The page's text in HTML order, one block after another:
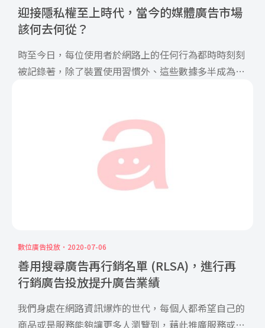
迎接隱私權至上時代，當今的媒體廣告市場
該何去何從？
時至今日，每位使用者於網路上的任何行為都時時刻刻
被記錄著，除了裝置使用習慣外、這些數據多半成為了
數位廣告投放 2020-07-06
善用搜尋廣告再行銷名單 (RLSA)，進行再
行銷廣告投放提升廣告業績
我們身處在網路資訊爆炸的世代，每個人都希望自己的
商品或是服務能夠讓更多人瀏覽到，藉此推廣服務或是